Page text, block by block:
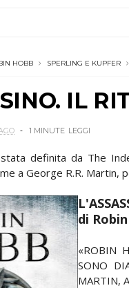
HOBB SPERLING E KUPFER
IL
1 MINUTE LEGGI
definita da The
a George R.R. Martin,
di
«ROBIN
SONO
MARTIN,